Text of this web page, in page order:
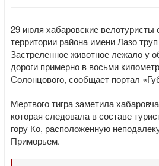
29 июля хабаровские велотуристы
территории района имени Лазо труп
Застреленное животное лежало у
дороги примерно в восьми
Солонцового, сообщает портал
Мертвого тигра заметила
которая следовала в составе
гору Ко, расположенную
Приморьем.